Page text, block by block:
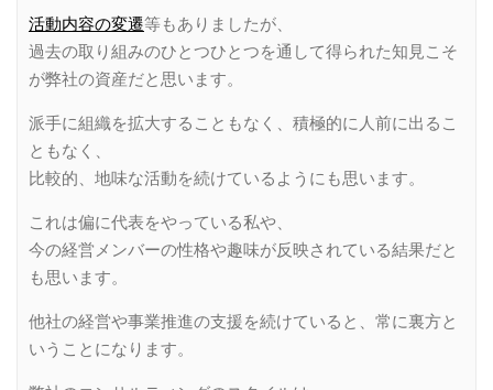
活動内容の変遷等もありましたが、
過去の取り組みのひとつひとつを通して得られた知見こそ
が弊社の資産だと思います。
派手に組織を拡大することもなく、積極的に人前に出るこ
ともなく、
比較的、地味な活動を続けているようにも思います。
これは偏に代表をやっている私や、
今の経営メンバーの性格や趣味が反映されている結果だと
も思います。
他社の経営や事業推進の支援を続けていると、常に裏方と
いうことになります。